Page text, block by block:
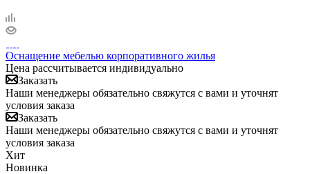
Оснащение мебелью корпоративного жилья
Цена рассчитывается индивидуально
Заказать
Наши менеджеры обязательно свяжутся с вами и уточнят
условия заказа
Заказать
Наши менеджеры обязательно свяжутся с вами и уточнят
условия заказа
Хит
Новинка